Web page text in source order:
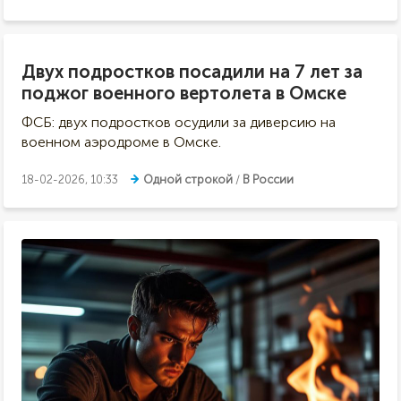
Двух подростков посадили на 7 лет за
поджог военного вертолета в Омске
ФСБ: двух подростков осудили за диверсию на
военном аэродроме в Омске.
18-02-2026, 10:33 Одной строкой / В России